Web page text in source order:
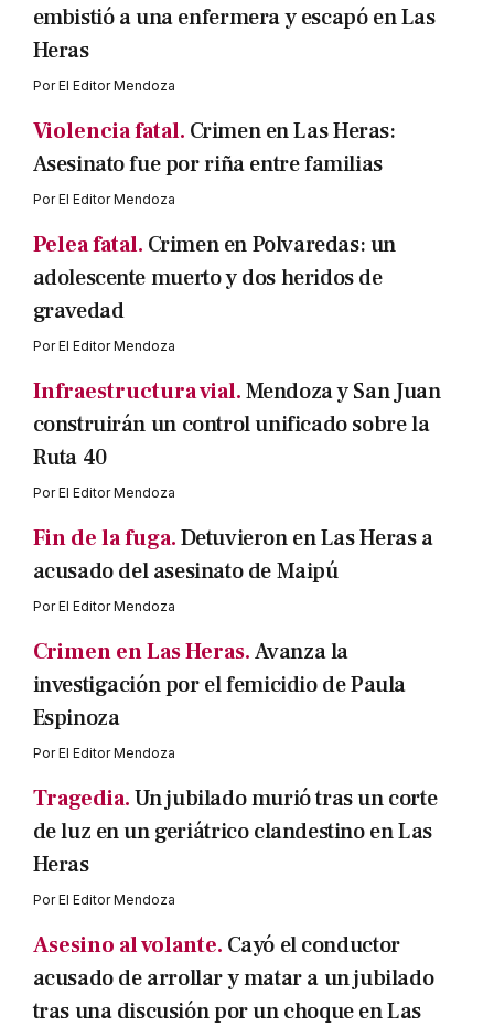
embistió a una enfermera y escapó en Las
Heras
PorEl Editor Mendoza
Violencia fatal. Crimen en Las Heras:
Asesinato fue por riña entre familias
PorEl Editor Mendoza
Pelea fatal. Crimen en Polvaredas: un
adolescente muerto y dos heridos de
gravedad
PorEl Editor Mendoza
Infraestructura vial.Mendoza y San Juan
construirán un control unificado sobre la
Ruta 40
PorEl Editor Mendoza
Fin de la fuga.Detuvieron en Las Heras a
acusado del asesinato de Maipú
PorEl Editor Mendoza
Crimen en Las Heras.Avanza la
investigación por el femicidio de Paula
Espinoza
PorEl Editor Mendoza
Tragedia.Un jubilado murió tras un corte
de luz en un geriátrico clandestino en Las
Heras
PorEl Editor Mendoza
Asesino al volante. Cayó el conductor
acusado de arrollar y matar a un jubilado
tras una discusión por un choque en Las